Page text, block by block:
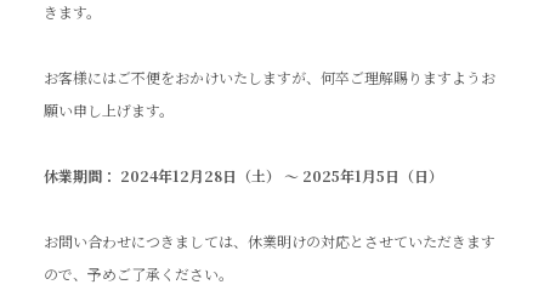
きます。
お客様にはご不便をおかけいたしますが、何卒ご理解賜りますようお
願い申し上げます。
休業期間： 2024年12月28日（土） ～ 2025年1月5日（日）
お問い合わせにつきましては、休業明けの対応とさせていただきます
ので、予めご了承ください。